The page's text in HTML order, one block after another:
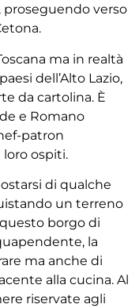
proseguendo verso
ma in realtà
dell’Alto Lazio,
da cartolina. È
e Romano
patron
loro ospiti.
di qualche
un terreno
borgo di
la
ma anche di
alla cucina. Al
riservate agli